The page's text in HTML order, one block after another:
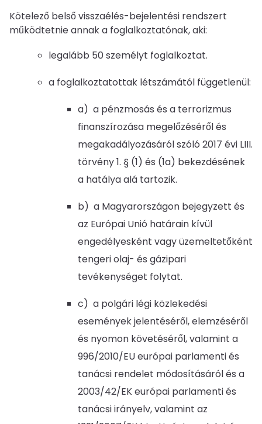
Kötelező belső visszaélés-bejelentési rendszert
működtetnie annak a foglalkoztatónak, aki:
legalább 50 személyt foglalkoztat.
a foglalkoztatottak létszámától függetlenül:
a) a pénzmosás és a terrorizmus
finanszírozása megelőzéséről és
megakadályozásáról szóló 2017 évi LIII.
törvény 1. § (1) és (1a) bekezdésének
a hatálya alá tartozik.
b) a Magyarországon bejegyzett és
az Európai Unió határain kívül
engedélyesként vagy üzemeltetőként
tengeri olaj- és gázipari
tevékenységet folytat.
c) a polgári légi közlekedési
események jelentéséről, elemzéséről
és nyomon követéséről, valamint a
996/2010/EU európai parlamenti és
tanácsi rendelet módosításáról és a
2003/42/EK európai parlamenti és
tanácsi irányelv, valamint az